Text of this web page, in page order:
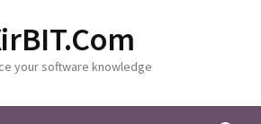
your software knowledge